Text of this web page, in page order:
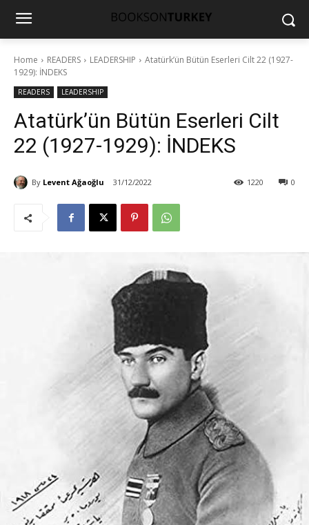
Home READERS LEADERSHIP
Atatürk’ün Bütün Eserleri Cilt 22 (1927-
1929): İNDEKS
READERS LEADERSHIP
Atatürk’ün Bütün Eserleri Cilt
22 (1927-1929): İNDEKS
By Levent Ağaoğlu 31/12/2022 0
1220